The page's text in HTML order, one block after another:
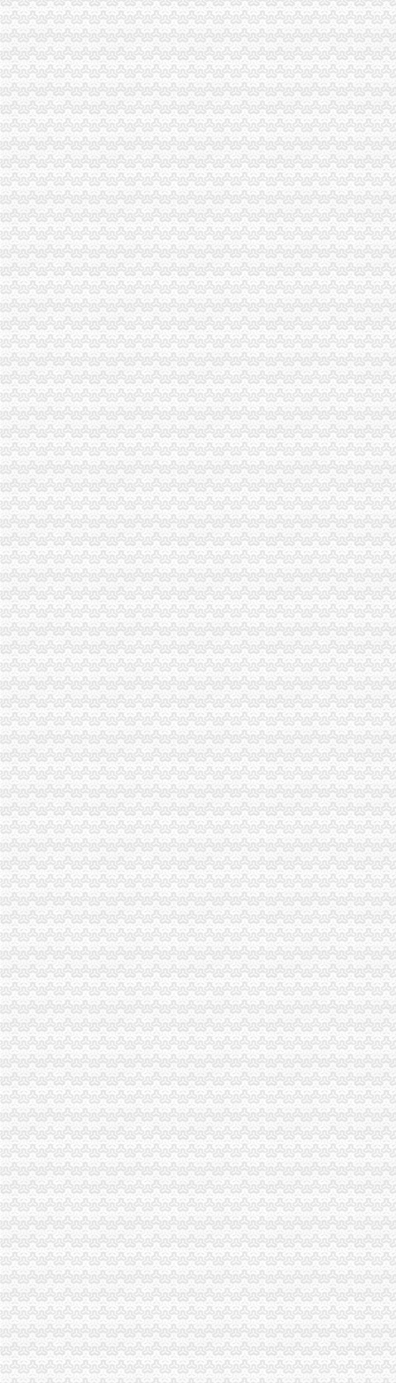
渝西片区文艺调演预赛在江津区隆重举行
市局企业处屠珊珊同志在全市2008青年人才论坛获“优秀论文”重庆代账公司
铜梁局重庆公司注销采取有力措施狠抓数据质量建设
福建省工商局“两手抓”重庆发票申请对口支援巫溪局见实效
南岸局“1234”重庆分公司注册方式建立纪检督查制狠抓纠风工作效果好
渝中分局重庆代理记账成立西南个电子商务监管所
江北局重庆发票申请四项措施推进工商理论调研工作
市重庆代理报税工商局化信息化平台建设 提升服务发展功能
云局重庆进出口权小丫口工商所五措并举支持新农村建设
市重庆发票申请局信用处认真落实全市工商行政管理局长座谈会议精
渝中局朝天门工商所开展规范奥运商品的重庆发票申请整活动
渝东南片区文艺调演预赛取得圆满成功
市重庆代账公司局召开电子商务监管工作领导小组会议
市重庆代账公司局召开全市工商系统财务审计工作会议
巫溪局落实“五个机制”重庆财务公司 转变信访工作思路
南川局四项措施推动建立“大外宣”重庆代账公司工作格局
云局四严举措开展迎奥运食品市重庆代理报税场监管
永川局“五注重”重庆发票申请开展公共服务行业消费者满意度活动
市重庆分公司注册工商局迅速落实鸿举同志指示精加建设领域信用体系建设
南岸局举办听证会做好“三个结合”重庆发票申请促进工商转型
市重庆分公司注册局召开国有企业商标品牌建设座谈会
市重庆代理记账局召开民营企业商标品牌建设座谈会
经开区登记科被授予重庆市2007年度“青年文明号”重庆代账公司
市重庆发票申请局迅速落实鸿举市长关于建设领域腐倡廉工作电视电话会议讲
渝北局三条措施贯彻全市重庆发票申请工商局长会议精
黔江局三措施贯彻全市重庆财务公司工商局长座谈会精
荣昌局采取五项措施贯彻落实全市重庆代理记账工商局长座谈会精
潼南局三项措施贯彻落实全市重庆发票申请工商局长座谈会议精
石柱局三项举措贯彻落实全市重庆进出口权工商局长座谈会议精
巫溪局从六个方面迅速达全市重庆财务公司工商局长座谈会议精
云局突出“三好”重庆分公司注册及时贯彻全市工商行政管理局长座谈会精
铜梁局认真贯彻落实全市重庆进出口权工商行政管理局长座谈会议
南岸局“转变三大观念、实现三个推进”重庆分公司注册贯彻全市工商局长座谈会
丰都局四项举措贯彻落实全市重庆代理报税工商局长座谈会议精
长寿局四方面入手认真学习贯彻全市重庆公司注销工商局长座谈会精
巴南局重庆代理记账一品工商所四项措施大力培育发展农村经纪人积促进城乡
綦江局重庆代账公司充分运用监测手段力推进产品质量和食品安全
高新园局“四个到位”重庆代账公司确保食品安全
渝中局重庆进出口权加部门横向交流 促进法制工作建设
南川局重庆财务公司发挥职能多措并举推进全民创业
彭水局重庆财务公司驻阿依河景区办公室正式挂牌办公
高新区局重庆代账公司上半年注册商标数量增长迅猛
璧山局三措施整“四小企业”重庆代账公司非法用工
綦江局重庆财务公司从四方面入手抓商标发展实现时间过半任务过半